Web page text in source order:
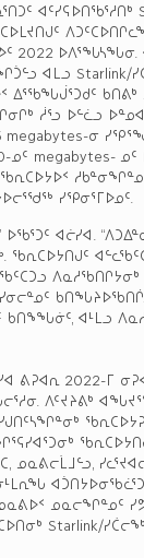
ᐊᑦᓯᕋᐅᑎᖃᕐᓱᑎᒃ
2022
ᐊᒪᓗ Starlink/
ᐃᕐᖃᖓᒎᕐᑐᑯᑦ ᑲᑎᕕᒃ
ᓲᕐᓗ ᐅᓪᓛᓗ
megabytes-ᓂ
ᓄᑦ megabytes-
ᓯᕿᓂᕐᒥᐅᓄᑦ.
ᐅᖃᕐᑐᑦ ᐊᓖᓯᐊ.
ᖃᕆᑕᐅᔭᑎᒍᑦ
ᐱᓇᓱᖃᑎᒋᔭᓂᒃ
ᑲᑎᖕᖓᓃᑦ, ᐊᒻᒪᓗ
ᕕᕈᐊᕆ 2022-ᒥ
ᐱᑦᔪᔨᕕᒃ
ᓄᓇᕕᓕᒫᒧᓪᓗ,
ᓄᓇᓕᖏᓐᓄᑦ
Starlink/